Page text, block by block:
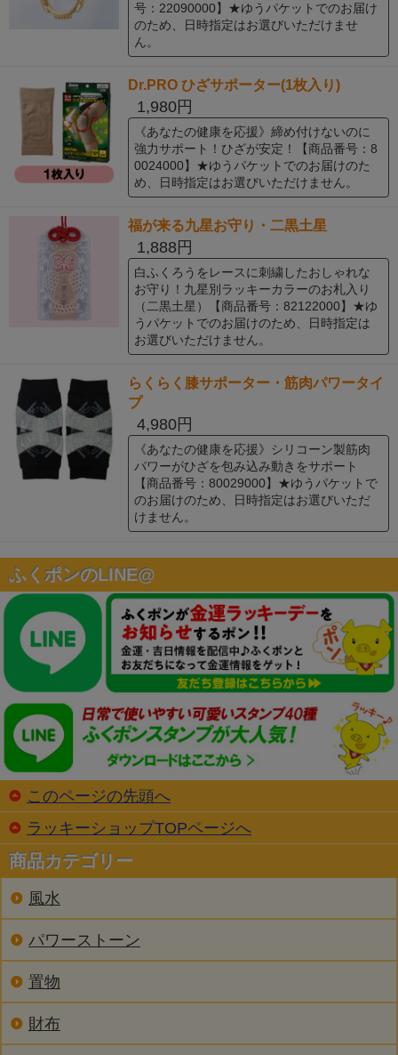
号：22090000】★ゆうパケットでのお届け
のため、日時指定はお選びいただけませ
ん。
Dr.PRO ひざサポーター(1枚入り)
1,980円
《あなたの健康を応援》締め付けないのに
強力サポート！ひざが安定！【商品番号：8
0024000】★ゆうパケットでのお届けのた
め、日時指定はお選びいただけません。
福が来る九星お守り・二黒土星
1,888円
白ふくろうをレースに刺繍したおしゃれな
お守り！九星別ラッキーカラーのお札入り
（二黒土星）【商品番号：82122000】★ゆ
うパケットでのお届けのため、日時指定は
お選びいただけません。
らくらく膝サポーター・筋肉パワータイ
プ
4,980円
《あなたの健康を応援》シリコーン製筋肉
パワーがひざを包み込み動きをサポート
【商品番号：80029000】★ゆうパケットで
のお届けのため、日時指定はお選びいただ
けません。
ふくポンのLINE@
このページの先頭へ
ラッキーショップTOPページへ
商品カテゴリー
風水
パワーストーン
置物
財布